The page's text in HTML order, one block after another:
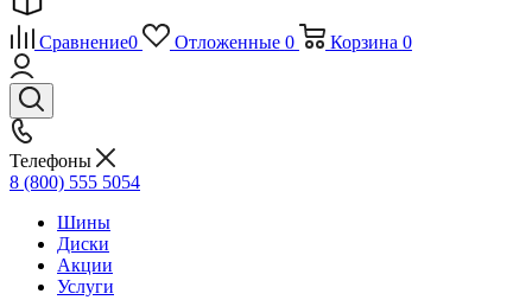
Сравнение0 Отложенные 0 Корзина 0
Телефоны
8 (800) 555 5054
Шины
Диски
Акции
Услуги